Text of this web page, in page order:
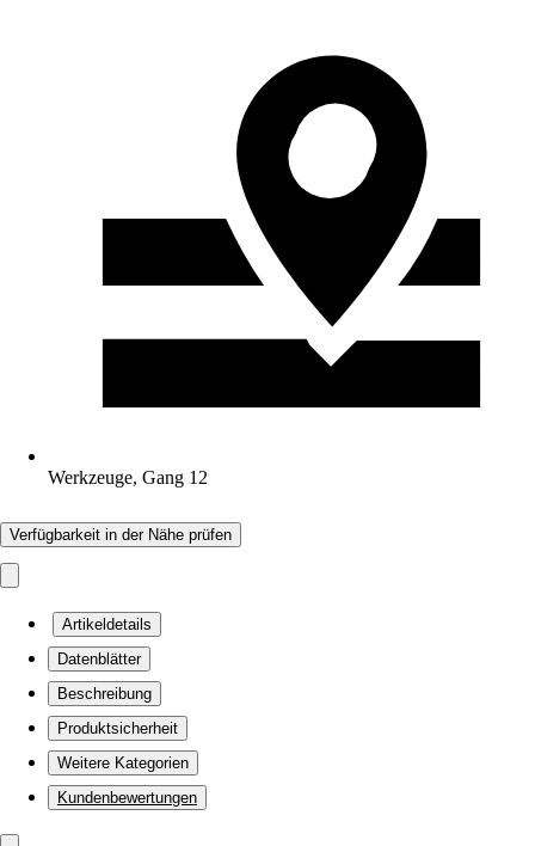
Werkzeuge, Gang 12
Verfügbarkeit in der Nähe prüfen
Artikeldetails
Datenblätter
Beschreibung
Produktsicherheit
Weitere Kategorien
Kundenbewertungen